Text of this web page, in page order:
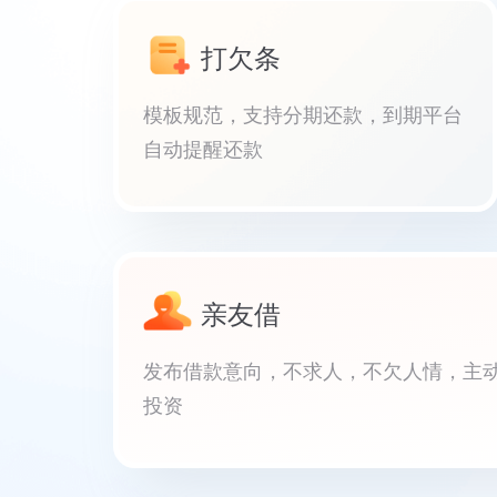
打欠条
模板规范，支持分期还款，到期平台
自动提醒还款
亲友借
发布借款意向，不求人，不欠人情，主
投资